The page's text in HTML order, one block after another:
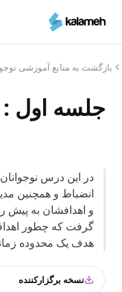
محتوای
بازگشت به منابع آموزشی
جلسه اول
در این درس
انضباط و همچنین
و اهدافشان به پیش
گرفت که چطور
هدف یک محدوده
نسخه برگزارکننده